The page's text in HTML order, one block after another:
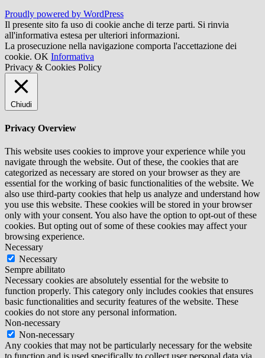
Proudly powered by WordPress
Il presente sito fa uso di cookie anche di terze parti. Si rinvia
all'informativa estesa per ulteriori informazioni.
La prosecuzione nella navigazione comporta l'accettazione dei
cookie. OK Informativa
Privacy & Cookies Policy
Chiudi
Privacy Overview
This website uses cookies to improve your experience while you
navigate through the website. Out of these, the cookies that are
categorized as necessary are stored on your browser as they are
essential for the working of basic functionalities of the website. We
also use third-party cookies that help us analyze and understand how
you use this website. These cookies will be stored in your browser
only with your consent. You also have the option to opt-out of these
cookies. But opting out of some of these cookies may affect your
browsing experience.
Necessary
Necessary
Sempre abilitato
Necessary cookies are absolutely essential for the website to
function properly. This category only includes cookies that ensures
basic functionalities and security features of the website. These
cookies do not store any personal information.
Non-necessary
Non-necessary
Any cookies that may not be particularly necessary for the website